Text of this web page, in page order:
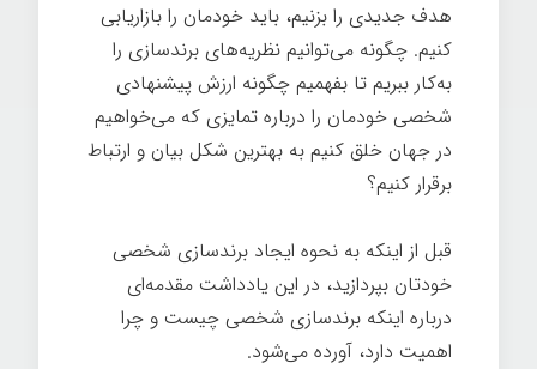
هدف جدیدی را بزنیم، باید خودمان را بازاریابی
کنیم. چگونه می‌توانیم نظریه‌های برندسازی را
به‌کار ببریم تا بفهمیم چگونه ارزش پیشنهادی
شخصی خودمان را درباره تمایزی که می‌خواهیم
در جهان خلق کنیم به بهترین شکل بیان و ارتباط
برقرار کنیم؟
قبل از اینکه به نحوه ایجاد برندسازی شخصی
خودتان بپردازید، در این یادداشت مقدمه‌ای
درباره اینکه برندسازی شخصی چیست و چرا
اهمیت دارد، آورده می‌شود.